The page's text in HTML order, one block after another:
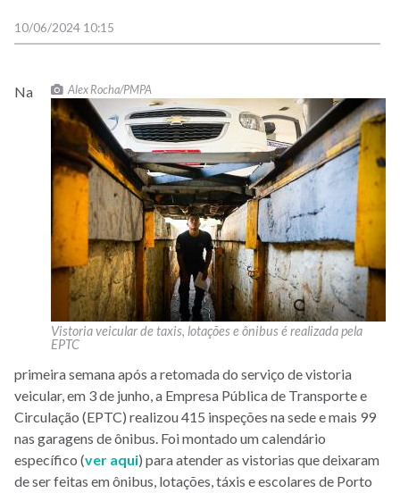
10/06/2024 10:15
Alex Rocha/PMPA
Vistoria veicular de taxis, lotações e ônibus é realizada pela
EPTC
Na
primeira semana após a retomada do serviço de vistoria
veicular, em 3 de junho, a Empresa Pública de Transporte e
Circulação (EPTC) realizou 415 inspeções na sede e mais 99
nas garagens de ônibus. Foi montado um calendário
específico (ver aqui) para atender as vistorias que deixaram
de ser feitas em ônibus, lotações, táxis e escolares de Porto